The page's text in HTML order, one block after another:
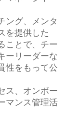
ング、メンタ
を提供した
ことで、チー
ーリーダーな
性をもって公
ス、オンボー
マンス管理活